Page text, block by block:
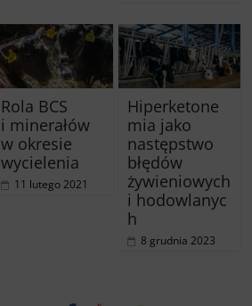
Rola BCS
i minerałów
w okresie
wycielenia
11 lutego 2021
Hiperketone
mia jako
następstwo
błędów
żywieniowych
i hodowlanyc
h
8 grudnia 2023